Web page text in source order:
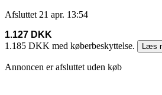
Afsluttet 21 apr. 13:54
1.127 DKK
1.185 DKK med køberbeskyttelse.
Læs
Annoncen er afsluttet uden køb